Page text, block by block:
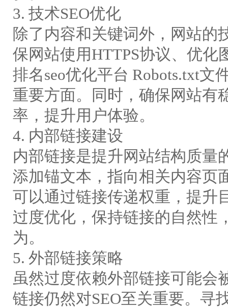
3. 技术SEO优化
除了内容和关键词外，网站的
保网站使用HTTPS协议、优
排名seo优化平台 Robots.txt文
重要方面。同时，确保网站有
率，提升用户体验。
4. 内部链接建设
内部链接是提升网站结构质量
添加锚文本，指向相关内容页
可以通过链接传递权重，提升
过度优化，保持链接的自然性
为。
5. 外部链接策略
虽然过度依赖外部链接可能会
链接仍然对SEO至关重要。寻